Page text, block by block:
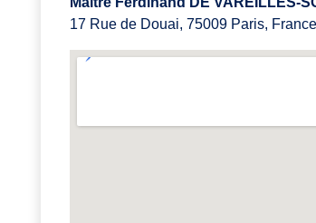
17 Rue de Douai, 75009 Paris, France